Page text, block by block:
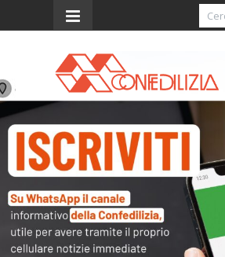
Menu
come raggiungerci
Archivi